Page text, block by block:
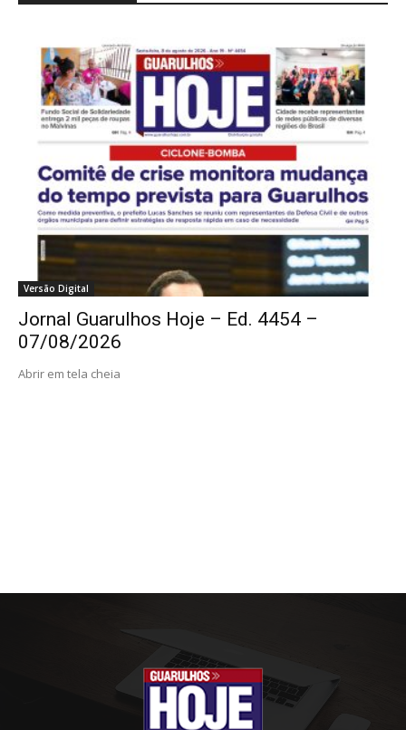
Versão Digital
Jornal Guarulhos Hoje – Ed. 4454 –
07/08/2026
Abrir em tela cheia